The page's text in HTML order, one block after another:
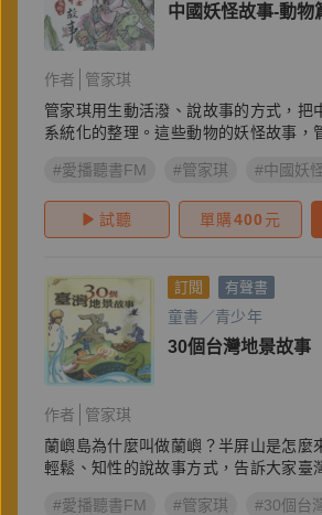
中國妖怪故事-動物
作者
管家琪
管家琪用生動活潑、說故事的方式，把
系統化的整理。這些動物的妖怪故事，
#愛播聽書FM
#管家琪 #中國妖
試聽 單購400 元
訂閱 有聲書
童書／青少年
30個台灣地景故事
作者
管家琪
蘭嶼島為什麼叫做蘭嶼？半屏山是怎麼
輕鬆、知性的說故事方式，告訴大家臺
#愛播聽書FM
#管家琪 #30個台